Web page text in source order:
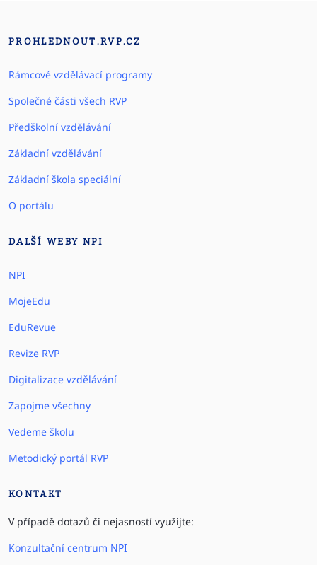
PROHLEDNOUT.RVP.CZ
Rámcové vzdělávací programy
Společné části všech RVP
Předškolní vzdělávání
Základní vzdělávání
Základní škola speciální
O portálu
DALŠÍ WEBY NPI
NPI
MojeEdu
EduRevue
Revize RVP
Digitalizace vzdělávání
Zapojme všechny
Vedeme školu
Metodický portál RVP
KONTAKT
V případě dotazů či nejasností využijte:
Konzultační centrum NPI